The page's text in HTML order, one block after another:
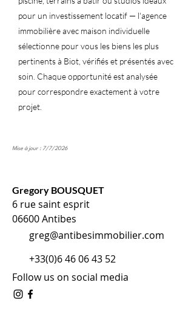
pour un investissement locatif — l'agence
immobilière avec maison individuelle
sélectionne pour vous les biens les plus
pertinents à Biot, vérifiés et présentés avec
soin. Chaque opportunité est analysée
pour correspondre exactement à votre
projet.
Mise à jour : 7/7/2026
Gregory BOUSQUET
6 rue saint esprit
06600 Antibes
greg@antibesimmobilier.com
+33(0)6 46 06 43 52
Follow us on social media